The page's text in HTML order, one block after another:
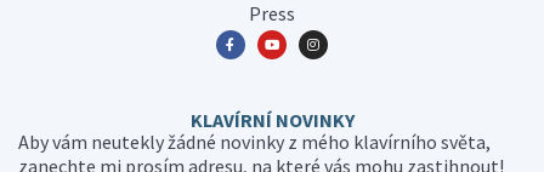
Press
KLAVÍRNÍ NOVINKY
Aby vám neutekly žádné novinky z mého klavírního světa,
zanechte mi prosím adresu, na které vás mohu zastihnout!